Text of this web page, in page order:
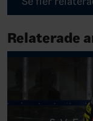
Relaterade